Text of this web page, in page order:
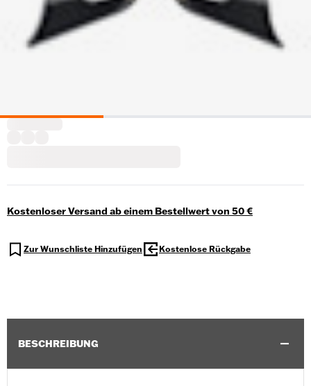
Kostenloser Versand ab einem Bestellwert von 50 €
Zur Wunschliste Hinzufügen Kostenlose Rückgabe
BESCHREIBUNG